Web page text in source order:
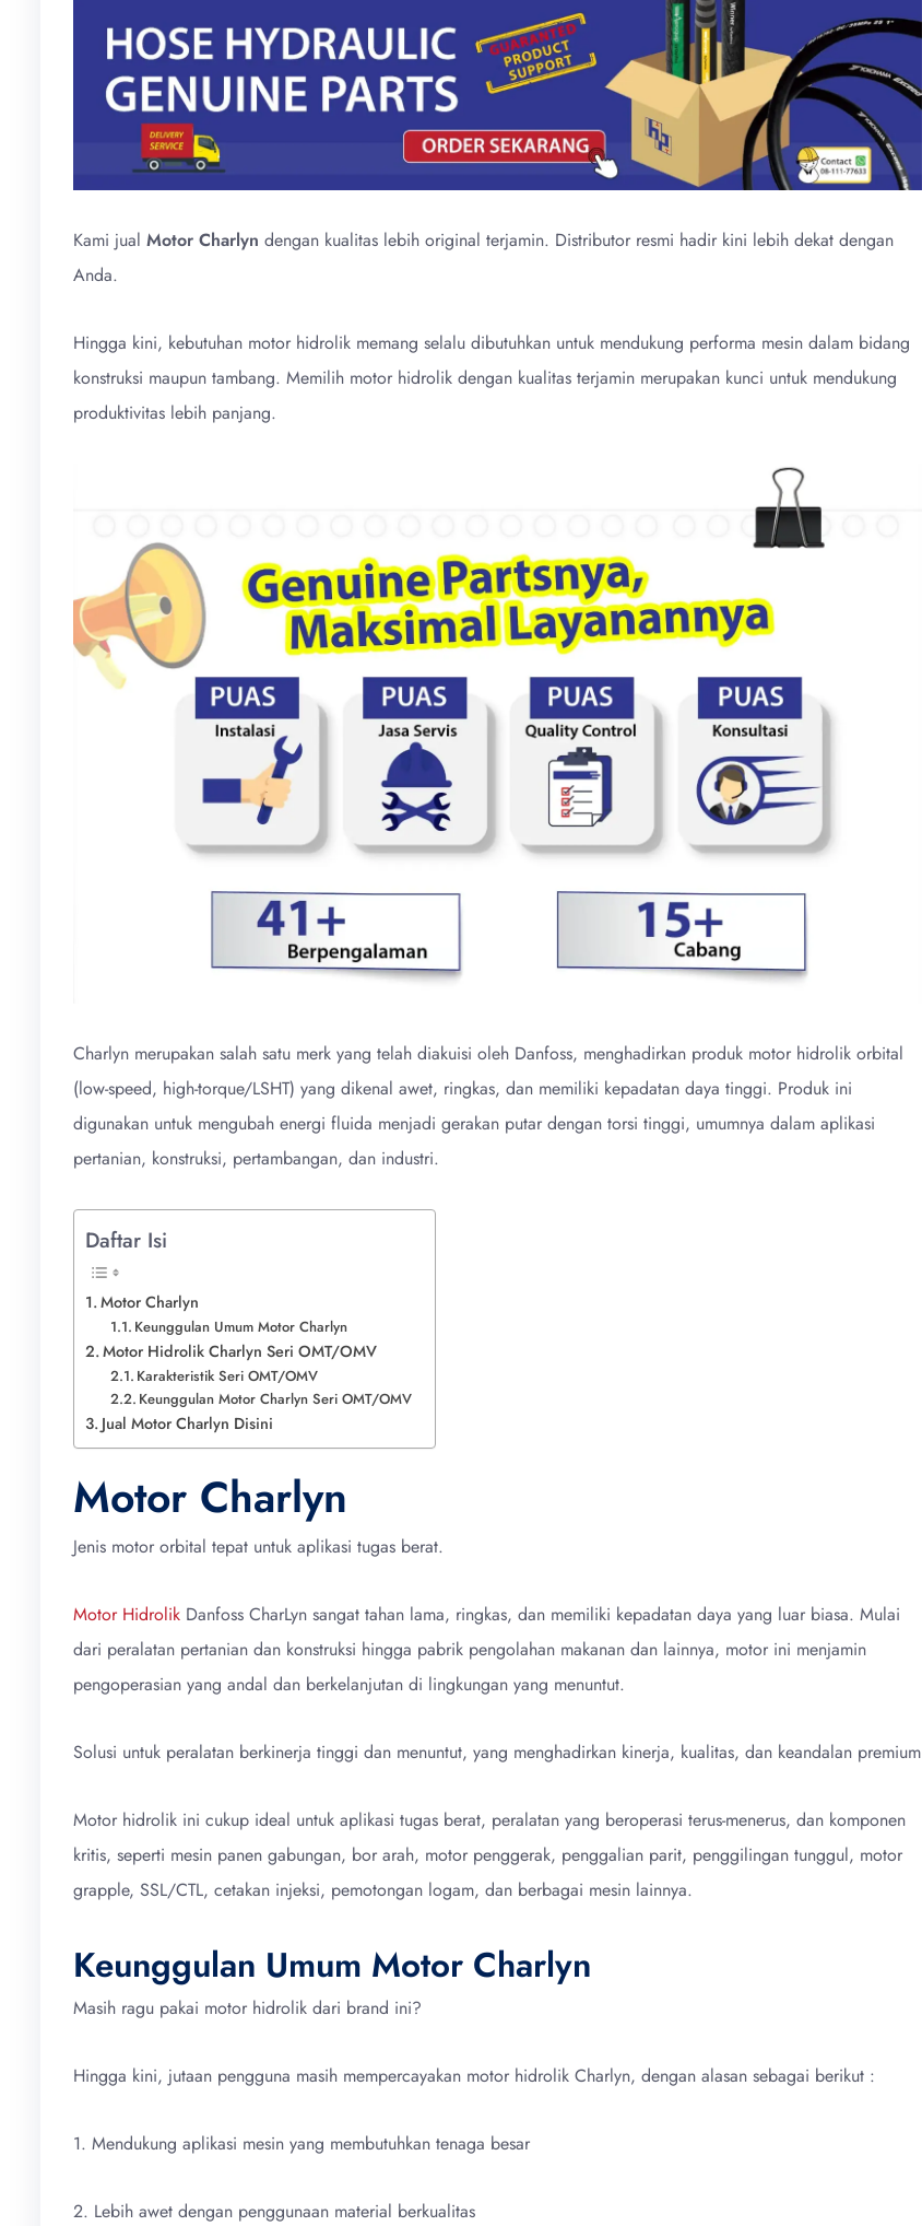
Kami jual Motor Charlyn dengan kualitas lebih original terjamin. Distributor resmi hadir kini lebih dekat dengan
Anda.
Hingga kini, kebutuhan motor hidrolik memang selalu dibutuhkan untuk mendukung performa mesin dalam bidang
konstruksi maupun tambang. Memilih motor hidrolik dengan kualitas terjamin merupakan kunci untuk mendukung
produktivitas lebih panjang.
Charlyn merupakan salah satu merk yang telah diakuisi oleh Danfoss, menghadirkan produk motor hidrolik orbital
(low-speed, high-torque/LSHT) yang dikenal awet, ringkas, dan memiliki kepadatan daya tinggi. Produk ini
digunakan untuk mengubah energi fluida menjadi gerakan putar dengan torsi tinggi, umumnya dalam aplikasi
pertanian, konstruksi, pertambangan, dan industri.
Daftar Isi
Motor Charlyn
Keunggulan Umum Motor Charlyn
Motor Hidrolik Charlyn Seri OMT/OMV
Karakteristik Seri OMT/OMV
Keunggulan Motor Charlyn Seri OMT/OMV
Jual Motor Charlyn Disini
Motor Charlyn
Jenis motor orbital tepat untuk aplikasi tugas berat.
Motor Hidrolik Danfoss CharLyn sangat tahan lama, ringkas, dan memiliki kepadatan daya yang luar biasa. Mulai
dari peralatan pertanian dan konstruksi hingga pabrik pengolahan makanan dan lainnya, motor ini menjamin
pengoperasian yang andal dan berkelanjutan di lingkungan yang menuntut.
Solusi untuk peralatan berkinerja tinggi dan menuntut, yang menghadirkan kinerja, kualitas, dan keandalan premium
Motor hidrolik ini cukup ideal untuk aplikasi tugas berat, peralatan yang beroperasi terus-menerus, dan komponen
kritis, seperti mesin panen gabungan, bor arah, motor penggerak, penggalian parit, penggilingan tunggul, motor
grapple, SSL/CTL, cetakan injeksi, pemotongan logam, dan berbagai mesin lainnya.
Keunggulan Umum Motor Charlyn
Masih ragu pakai motor hidrolik dari brand ini?
Hingga kini, jutaan pengguna masih mempercayakan motor hidrolik Charlyn, dengan alasan sebagai berikut :
1. Mendukung aplikasi mesin yang membutuhkan tenaga besar
2. Lebih awet dengan penggunaan material berkualitas